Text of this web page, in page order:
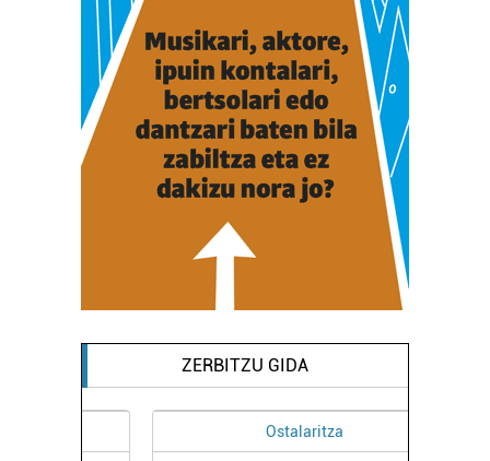
ZERBITZU GIDA
Ostalaritza